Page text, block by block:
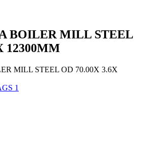
BOILER MILL STEEL
12300MM
MILL STEEL OD 70.00X 3.6X